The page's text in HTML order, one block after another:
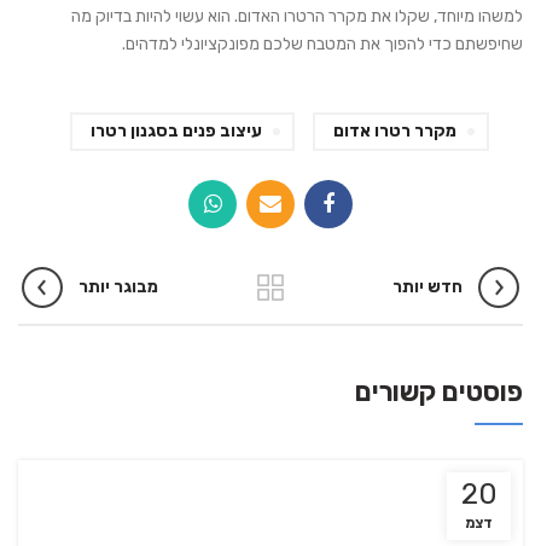
למשהו מיוחד, שקלו את מקרר הרטרו האדום. הוא עשוי להיות בדיוק מה
שחיפשתם כדי להפוך את המטבח שלכם מפונקציונלי למדהים.
מקרר רטרו אדום עיצוב פנים בסגנון רטרו
חדש יותר מבוגר יותר
פוסטים קשורים
20
דצמ